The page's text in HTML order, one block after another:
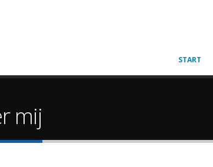
START
mij